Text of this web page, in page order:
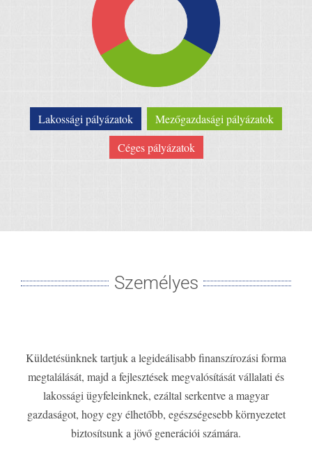
Lakossági pályázatok
Mezőgazdasági pályázatok
Céges pályázatok
Személyes
Küldetésünknek tartjuk a legideálisabb finanszírozási forma
megtalálását, majd a fejlesztések megvalósítását vállalati és
lakossági ügyfeleinknek, ezáltal serkentve a magyar
gazdaságot, hogy egy élhetőbb, egészségesebb környezetet
biztosítsunk a jövő generációi számára.